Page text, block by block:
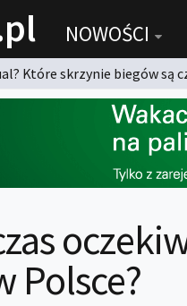
NOWOŚCI
Które skrzynie biegów są
Polsce?